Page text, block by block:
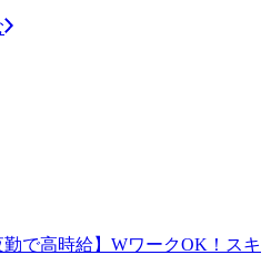
で高時給】WワークOK！スキ